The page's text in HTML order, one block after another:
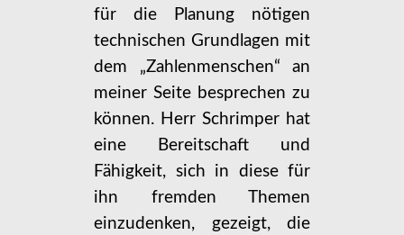
für die Planung nötigen
technischen Grundlagen mit
dem „Zahlenmenschen“ an
meiner Seite besprechen zu
können. Herr Schrimper hat
eine Bereitschaft und
Fähigkeit, sich in diese für
ihn fremden Themen
einzudenken, gezeigt, die